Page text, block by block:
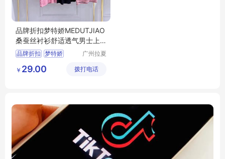
品牌折扣梦特娇MEDUTJIAO
桑蚕丝衬衫舒适透气男士上
衣
品牌折扣 梦特娇
男士上衣
广州拉夏
商行
￥ 29.00 拨打电话